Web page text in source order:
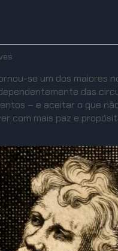
se um dos maiores
das
– e aceitar o que
com mais paz e